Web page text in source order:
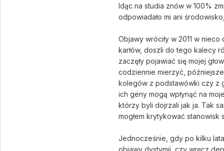
Idąc na studia znów w 100%
odpowiadało mi ani
Objawy wróciły w 2011 w
karłów, doszli do tego kalecy
zaczęły pojawiać się mojej
codziennie mierzyć, późniejsze
kolegów z podstawówki czy z
ich geny mogą wpłynąć na
którzy byli dojrzali jak ja. Tak
mogłem krytykować
Jednocześnie, gdy po kilku